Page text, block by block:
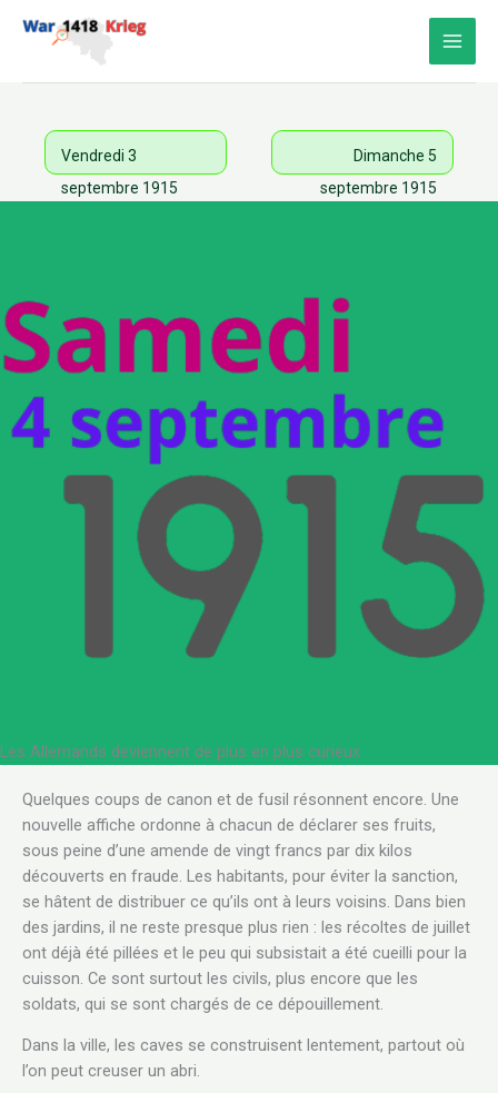
Vendredi 3
septembre 1915
Dimanche 5
septembre 1915
Les Allemands deviennent de plus en plus curieux
Quelques coups de canon et de fusil résonnent encore. Une
nouvelle affiche ordonne à chacun de déclarer ses fruits,
sous peine d’une amende de vingt francs par dix kilos
découverts en fraude. Les habitants, pour éviter la sanction,
se hâtent de distribuer ce qu’ils ont à leurs voisins. Dans bien
des jardins, il ne reste presque plus rien : les récoltes de juillet
ont déjà été pillées et le peu qui subsistait a été cueilli pour la
cuisson. Ce sont surtout les civils, plus encore que les
soldats, qui se sont chargés de ce dépouillement.
Dans la ville, les caves se construisent lentement, partout où
l’on peut creuser un abri.